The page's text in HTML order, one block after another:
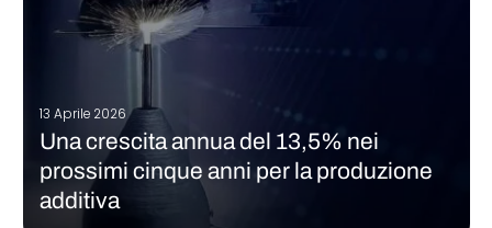
13 Aprile 2026
Una crescita annua del 13,5% nei
prossimi cinque anni per la produzione
additiva